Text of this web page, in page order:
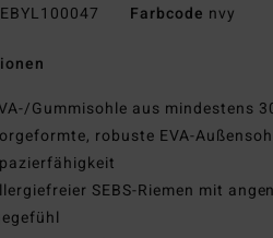
EBYL100047 Farbcode nvy
Gummisohle aus mindestens
robuste EVA-
SEBS-Riemen mit